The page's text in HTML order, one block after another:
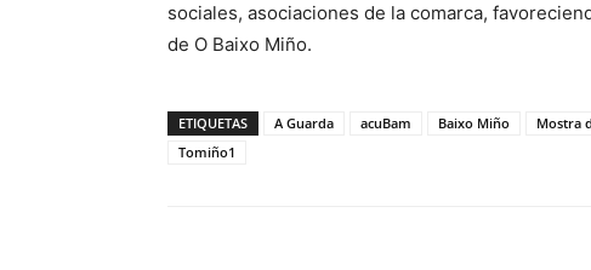
sociales, asociaciones de la comarca,
de O Baixo Miño.
ETIQUETAS A Guarda acuBam Baixo Miño Mostra
Tomiño1